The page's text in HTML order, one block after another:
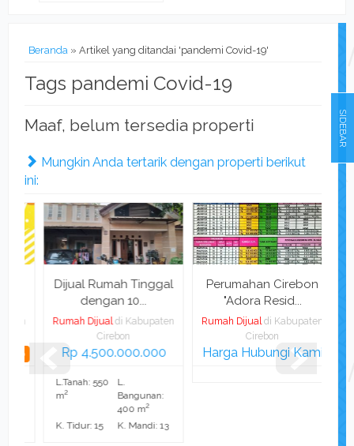
Beranda » Artikel yang ditandai 'pandemi Covid-19'
Tags pandemi Covid-19
Maaf, belum tersedia properti
Mungkin Anda tertarik dengan properti berikut
ini:
Dijual Rumah Tinggal
dengan 10...
Rumah Dijual di Kabupaten
Cirebon
Rp 4.500.000.000
L.Tanah: 550
L.
Bangunan:
400 m2
K. Tidur: 15 K. Mandi: 13
Perumahan Cirebon
"Adora Resid...
Rumah Dijual di Kabupaten
Cirebon
Harga Hubungi Kami
SIDEBAR